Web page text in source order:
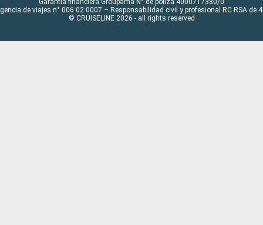
de viajes n° 006 02 0007 – Responsabilidad civil y profesional RC RSA de
© CRUISELINE 2026 - all rights reserved